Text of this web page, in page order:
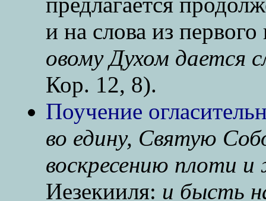
и на слова из
овому Духом дается
Кор. 12, 8).
Поучение
во едину, Святую
воскресению плоти и
Иезекииля: и бысть